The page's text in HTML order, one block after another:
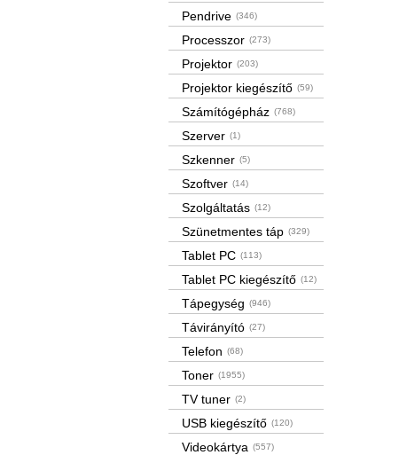
Pendrive (346)
Processzor (273)
Projektor (203)
Projektor kiegészítő (59)
Számítógépház (768)
Szerver (1)
Szkenner (5)
Szoftver (14)
Szolgáltatás (12)
Szünetmentes táp (329)
Tablet PC (113)
Tablet PC kiegészítő (12)
Tápegység (946)
Távirányító (27)
Telefon (68)
Toner (1955)
TV tuner (2)
USB kiegészítő (120)
Videokártya (557)